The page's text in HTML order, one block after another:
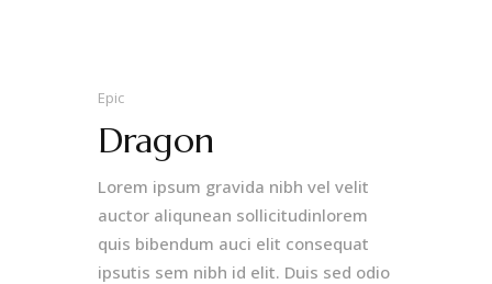
Epic
Dragon
Lorem ipsum gravida nibh vel velit
auctor aliqunean sollicitudinlorem
quis bibendum auci elit consequat
ipsutis sem nibh id elit. Duis sed odio